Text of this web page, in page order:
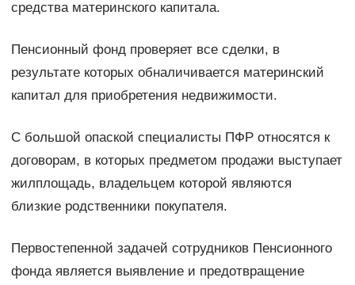
средства материнского капитала.
Пенсионный фонд проверяет все сделки, в
результате которых обналичивается материнский
капитал для приобретения недвижимости.
С большой опаской специалисты ПФР относятся к
договорам, в которых предметом продажи выступает
жилплощадь, владельцем которой являются
близкие родственники покупателя.
Первостепенной задачей сотрудников Пенсионного
фонда является выявление и предотвращение